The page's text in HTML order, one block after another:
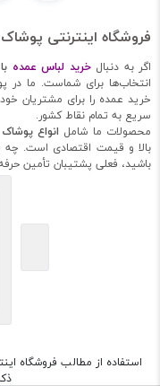
فروشگاه اینترنتی
اگر به دنبالخرید لباس عمده
انتخاب‌ها برای شماست. ما در
خرید عمده را برای مشتریان
سریع به تمام نقاط کشور.
محصولات ما شامل انواع پوشاک
بالا و قیمت اقتصادی است. چه
باشید، فعلی پشتیبان تأمین
استفاده از مطالب فروشگاه